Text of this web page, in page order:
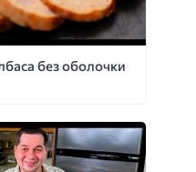
без оболочки